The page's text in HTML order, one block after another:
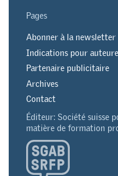
Pages
Abonner à la newsletter
Indications pour
Partenaire publicitaire
Archives
Contact
Éditeur: Société suisse
matière de formation